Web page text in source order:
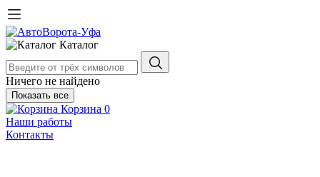
Каталог
Ничего не найдено
Показать все
Корзина 0
Наши работы
Контакты